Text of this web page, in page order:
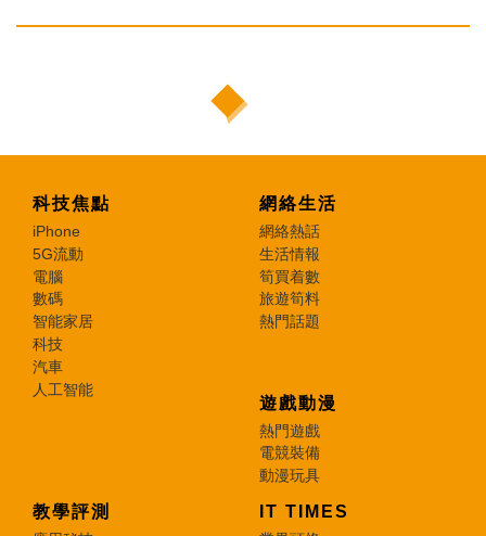
科技焦點
iPhone
5G流動
電腦
數碼
智能家居
科技
汽車
人工智能
網絡生活
網絡熱話
生活情報
筍買着數
旅遊筍料
熱門話題
遊戲動漫
熱門遊戲
電競裝備
動漫玩具
教學評測 IT TIMES